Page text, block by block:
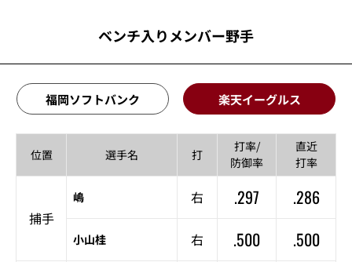
ベンチ入りメンバー野手
福岡ソフトバンク 楽天イーグルス
位置 選手名 打
打率/
防御率
直近
打率
捕手
嶋 右 .297 .286
小山桂 右 .500 .500